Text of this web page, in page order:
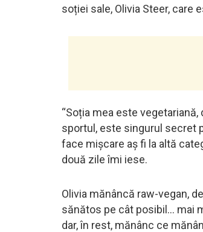
soției sale, Olivia Steer, care
“Soția mea este
sportul, este singurul secret
face mișcare aș fi la altă
două zile îmi iese.
Olivia mănâncă raw-vegan,
sănătos pe cât posibil… mai
dar, în rest, mănânc ce